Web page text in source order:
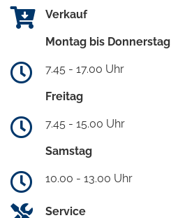
Verkauf
Montag bis Donnerstag
7.45 - 17.00 Uhr
Freitag
7.45 - 15.00 Uhr
Samstag
10.00 - 13.00 Uhr
Service